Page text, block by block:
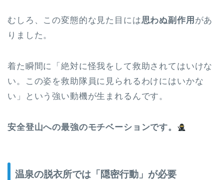
むしろ、この変態的な見た目には思わぬ副作用 があ
りました。
着た瞬間に「絶対に怪我をして救助されてはいけな
い。この姿を救助隊員に見られるわけにはいかな
い」という強い動機が生まれるんです。
安全登山への最強のモチベーションです。
温泉の脱衣所では「隠密行動」が必要